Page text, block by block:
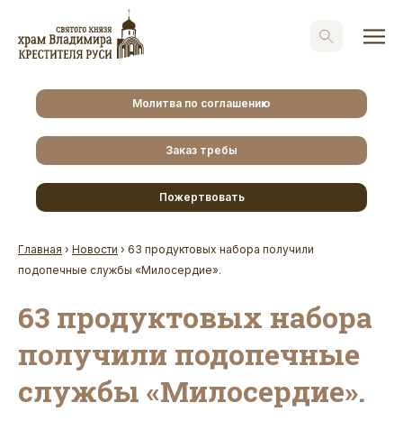
Молитва по соглашению
Заказ требы
Пожертвовать
Главная › Новости › 63 продуктовых набора получили
подопечные службы «Милосердие».
63 продуктовых набора
получили подопечные
службы «Милосердие».